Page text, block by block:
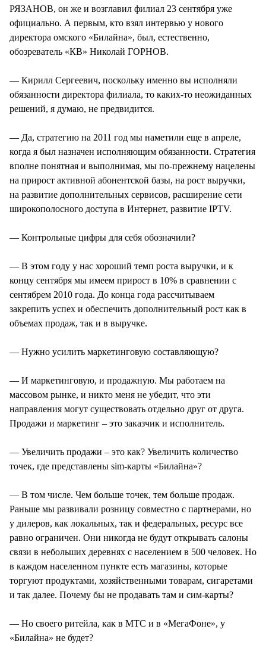
РЯЗАНОВ, он же и возглавил филиал 23 сентября уже
официально. А первым, кто взял интервью у нового
директора омского «Билайна», был, естественно,
обозреватель «КВ» Николай ГОРНОВ.
— Кирилл Сергеевич, поскольку именно вы исполняли
обязанности директора филиала, то каких-то неожиданных
решений, я думаю, не предвидится.
— Да, стратегию на 2011 год мы наметили еще в апреле,
когда я был назначен исполняющим обязанности. Стратегия
вполне понятная и выполнимая, мы по-прежнему нацелены
на прирост активной абонентской базы, на рост выручки,
на развитие дополнительных сервисов, расширение сети
широкополосного доступа в Интернет, развитие IPTV.
— Контрольные цифры для себя обозначили?
— В этом году у нас хороший темп роста выручки, и к
концу сентября мы имеем прирост в 10% в сравнении с
сентябрем 2010 года. До конца года рассчитываем
закрепить успех и обеспечить дополнительный рост как в
объемах продаж, так и в выручке.
— Нужно усилить маркетинговую составляющую?
— И маркетинговую, и продажную. Мы работаем на
массовом рынке, и никто меня не убедит, что эти
направления могут существовать отдельно друг от друга.
Продажи и маркетинг – это заказчик и исполнитель.
— Увеличить продажи – это как? Увеличить количество
точек, где представлены sim-карты «Билайна»?
— В том числе. Чем больше точек, тем больше продаж.
Раньше мы развивали розницу совместно с партнерами, но
у дилеров, как локальных, так и федеральных, ресурс все
равно ограничен. Они никогда не будут открывать салоны
связи в небольших деревнях с населением в 500 человек. Но
в каждом населенном пункте есть магазины, которые
торгуют продуктами, хозяйственными товарам, сигаретами
и так далее. Почему бы не продавать там и сим-карты?
— Но своего ритейла, как в МТС и в «МегаФоне», у
«Билайна» не будет?